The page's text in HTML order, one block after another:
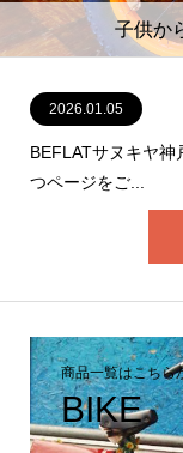
2026.01.05
BEFLATサヌキヤ神
つページをご...
2023.05.28
2021.12.06
2021.12.06
2019.09.10
BIKE
商品一覧はこちら